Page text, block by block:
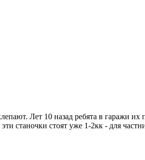
Лет 10 назад ребята в гаражи их
станочки стоят уже 1-2кк - для